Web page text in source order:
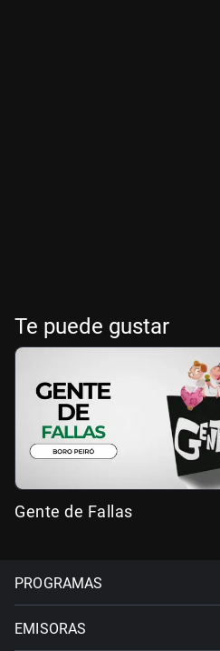
Te puede gustar
Gente de Fallas
PROGRAMAS
EMISORAS